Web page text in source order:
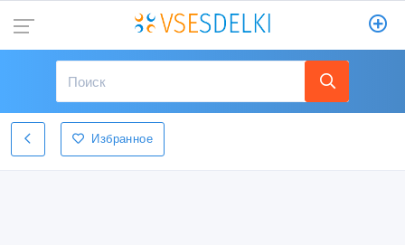
Избранное